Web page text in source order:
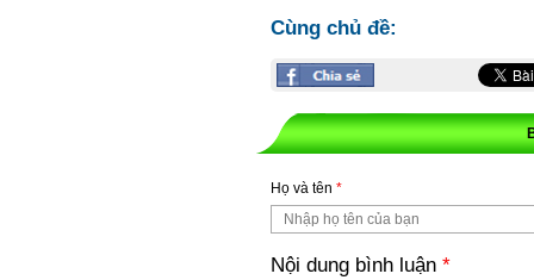
Cùng chủ đề:
Họ và tên *
Nội dung bình luận *